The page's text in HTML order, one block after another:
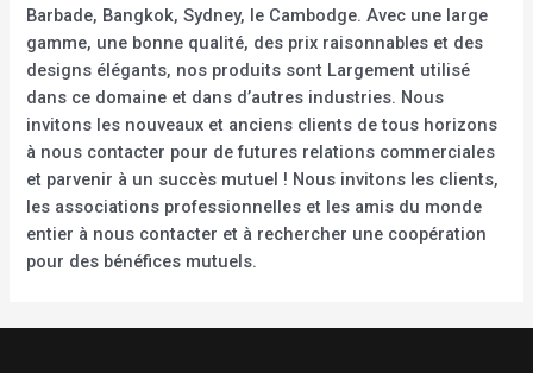
Barbade, Bangkok, Sydney, le Cambodge. Avec une large
gamme, une bonne qualité, des prix raisonnables et des
designs élégants, nos produits sont Largement utilisé
dans ce domaine et dans d’autres industries. Nous
invitons les nouveaux et anciens clients de tous horizons
à nous contacter pour de futures relations commerciales
et parvenir à un succès mutuel ! Nous invitons les clients,
les associations professionnelles et les amis du monde
entier à nous contacter et à rechercher une coopération
pour des bénéfices mutuels.